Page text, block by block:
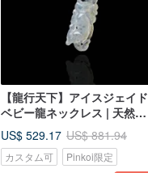
【龍行天下】アイスジェイド
ベビー龍ネックレス | 天然ミ
ャンマー産ジェイド（翡翠）
A 貨 | ギフトにも
US$ 529.17 US$ 881.94
カスタム可 Pinkoi限定